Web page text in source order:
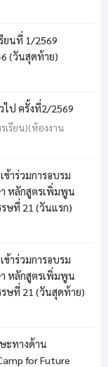
ยนที่ 1/2569
(วันสุดท้าย)
ป ครั้งที่2/2569
เรียน)(ห้องงาน
าร่วมการอบรม
หลักสูตรเพิ่มพูน
ษที่ 21 (วันแรก)
าร่วมการอบรม
หลักสูตรเพิ่มพูน
รษที่ 21 (วันสุดท้าย)
ะทางด้าน
for Future